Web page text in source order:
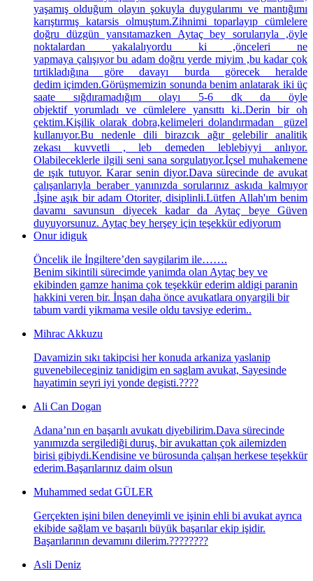
yaşamış olduğum olayın şokuyla duygularımı ve mantığımı
karıştırmış katarsis olmuştum.Zihnimi toparlayıp cümlelere
doğru düzgün yansıtamazken Aytaç bey sorularıyla ,öyle
noktalardan yakalalıyordu ki ,önceleri ne
yapmaya çalışıyor bu adam doğru yerde miyim ,bu kadar çok
tırtikladığına göre davayı burda görecek heralde
dedim içimden.Görüşmemizin sonunda benim anlatarak iki üç
saate sığdıramadığım olayı 5-6 dk da öyle
objektif yorumladı ve cümlelere yansıttı ki..Derin bir oh
çektim.Kişilik olarak dobra,kelimeleri dolandırmadan güzel
kullanıyor.Bu nedenle dili birazcık ağır gelebilir analitik
zekası kuvvetli , leb demeden leblebiyyi anlıyor.
Olabileceklerle ilgili seni sana sorgulatıyor.İçsel muhakemene
de ışık tutuyor. Karar senin diyor.Dava sürecinde de avukat
çalışanlarıyla beraber yanınızda sorularınız askıda kalmıyor
.İşine aşık bir adam Otoriter, disiplinli.Lütfen Allah'ım benim
davamı savunsun diyecek kadar da Aytaç beye Güven
duyuyorsunuz. Aytaç bey herşey için teşekkür ediyorum
Onur idiguk
Öncelik ile İngiltere’den saygilarim ile…….
Benim sikintili sürecimde yanimda olan Aytaç bey ve
ekibinden gamze hanima çok teşekkür ederim aldigi paranin
hakkini veren bir. İnşan daha önce avukatlara onyargili bir
tabum vardi yikmama vesile oldu tavsiye ederim..
Mihrac Akkuzu
Davamizin sıkı takipcisi her konuda arkaniza yaslanip
guvenebileceginiz tanidigim en saglam avukat, Sayesinde
hayatimin seyri iyi yonde degisti.????
Ali Can Dogan
Adana’nın en başarılı avukatı diyebilirim.Dava sürecinde
yanımızda sergilediği duruş, bir avukattan çok ailemizden
birisi gibiydi.Kendisine ve bürosunda çalışan herkese teşekkür
ederim.Başarılarınız daim olsun
Muhammed sedat GÜLER
Gerçekten işini bilen deneyimli ve işinin ehli bi avukat ayrıca
ekibide sağlam ve başarılı büyük başarılar ekip işidir.
Başarılarının devamını dilerim.????????
Asli Deniz